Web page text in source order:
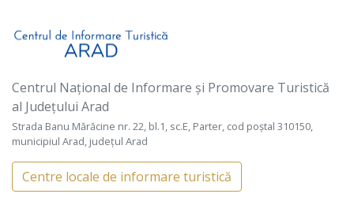
Centrul Național de Informare și Promovare Turistică
al Județului Arad
Strada Banu Mărăcine nr. 22, bl.1, sc.E, Parter, cod poștal 310150,
municipiul Arad, județul Arad
Centre locale de informare turistică